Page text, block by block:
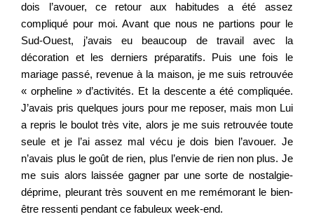
dois l’avouer, ce retour aux habitudes a été assez
compliqué pour moi. Avant que nous ne partions pour le
Sud-Ouest, j’avais eu beaucoup de travail avec la
décoration et les derniers préparatifs. Puis une fois le
mariage passé, revenue à la maison, je me suis retrouvée
« orpheline » d’activités. Et la descente a été compliquée.
J’avais pris quelques jours pour me reposer, mais mon Lui
a repris le boulot très vite, alors je me suis retrouvée toute
seule et je l’ai assez mal vécu je dois bien l’avouer. Je
n’avais plus le goût de rien, plus l’envie de rien non plus. Je
me suis alors laissée gagner par une sorte de nostalgie-
déprime, pleurant très souvent en me remémorant le bien-
être ressenti pendant ce fabuleux week-end.